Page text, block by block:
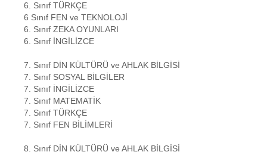
6. Sınıf TÜRKÇE
6 Sınıf FEN ve TEKNOLOJİ
6. Sınıf ZEKA OYUNLARI
6. Sınıf İNGİLİZCE
7. Sınıf DİN KÜLTÜRÜ ve AHLAK BİLGİSİ
7. Sınıf SOSYAL BİLGİLER
7. Sınıf İNGİLİZCE
7. Sınıf MATEMATİK
7. Sınıf TÜRKÇE
7. Sınıf FEN BİLİMLERİ
8. Sınıf DİN KÜLTÜRÜ ve AHLAK BİLGİSİ